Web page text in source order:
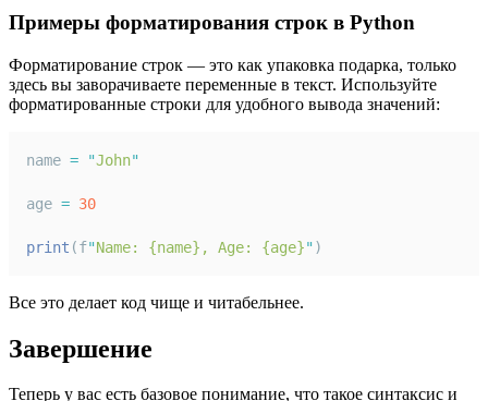
Примеры форматирования строк в Python
Форматирование строк — это как упаковка подарка, только
здесь вы заворачиваете переменные в текст. Используйте
форматированные строки для удобного вывода значений:
name = "John"
age = 30
print (f"Name: {name}, Age: {age}")
Все это делает код чище и читабельнее.
Завершение
Теперь у вас есть базовое понимание, что такое синтаксис и